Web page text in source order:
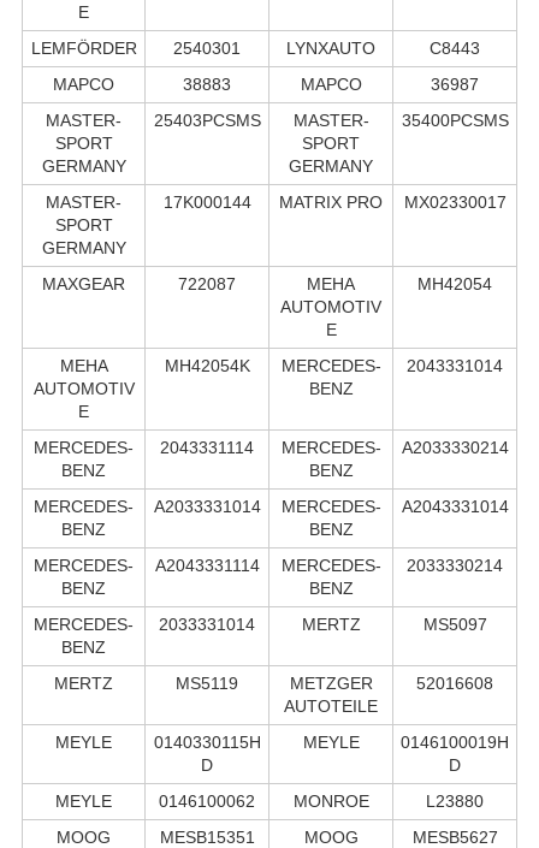
E
LEMFÖRDER 2540301 LYNXAUTO
C8443
MAPCO
38883 MAPCO
36987
MASTER-
SPORT
GERMANY
25403PCSMS
MASTER-
SPORT
GERMANY
35400PCSMS
MASTER-
SPORT
GERMANY
17K000144 MATRIX PRO MX02330017
MAXGEAR 722087
MEHA
AUTOMOTIV
E
MH42054
MEHA
AUTOMOTIV
E
MH42054K
MERCEDES-
BENZ
2043331014
MERCEDES-
BENZ
2043331114
MERCEDES-
BENZ
A2033330214
MERCEDES-
BENZ
A2033331014
MERCEDES-
BENZ
A2043331014
MERCEDES-
BENZ
A2043331114
MERCEDES-
BENZ
2033330214
MERCEDES-
BENZ
2033331014 MERTZ MS5097
MERTZ MS5119
METZGER
AUTOTEILE
52016608
MEYLE
0140330115H
D
MEYLE
0146100019H
D
MEYLE
0146100062 MONROE
L23880
MOOG
MESB15351 MOOG
MESB5627